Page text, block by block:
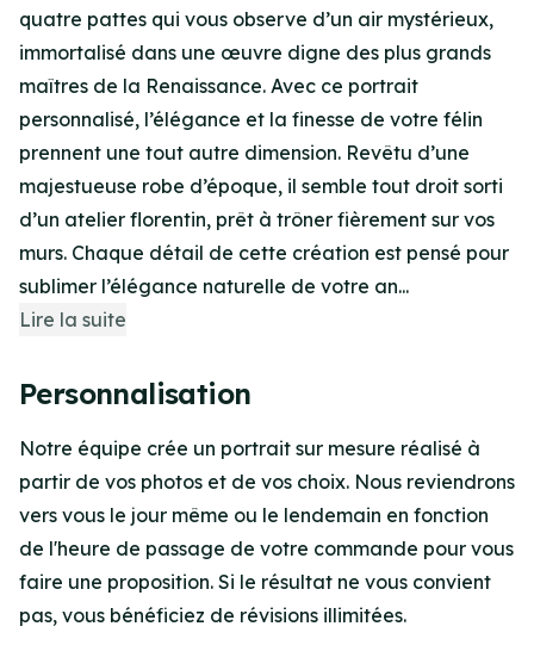
quatre pattes qui vous observe d’un air mystérieux,
immortalisé dans une œuvre digne des plus grands
maîtres de la Renaissance. Avec ce portrait
personnalisé, l’élégance et la finesse de votre félin
prennent une tout autre dimension. Revêtu d’une
majestueuse robe d’époque, il semble tout droit sorti
d’un atelier florentin, prêt à trôner fièrement sur vos
murs. Chaque détail de cette création est pensé pour
sublimer l’élégance naturelle de votre an...
Lire la suite
Personnalisation
Notre équipe crée un portrait sur mesure réalisé à
partir de vos photos et de vos choix. Nous reviendrons
vers vous le jour même ou le lendemain en fonction
de l'heure de passage de votre commande pour vous
faire une proposition. Si le résultat ne vous convient
pas, vous bénéficiez de révisions illimitées.